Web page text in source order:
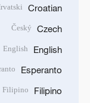
Croatian
Czech
Český
English
English
Esperanto
Filipino
Filipino